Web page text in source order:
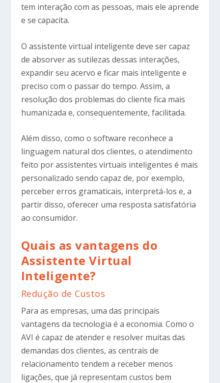
tem interação com as pessoas, mais ele aprende
e se capacita.
O assistente virtual inteligente deve ser capaz
de absorver as sutilezas dessas interações,
expandir seu acervo e ficar mais inteligente e
preciso com o passar do tempo. Assim, a
resolução dos problemas do cliente fica mais
humanizada e, consequentemente, facilitada.
Além disso, como o software reconhece a
linguagem natural dos clientes, o atendimento
feito por assistentes virtuais inteligentes é mais
personalizado sendo capaz de, por exemplo,
perceber erros gramaticais, interpretá-los e, a
partir disso, oferecer uma resposta satisfatória
ao consumidor.
Quais as vantagens do
Assistente Virtual
Inteligente?
Redução de Custos
Para as empresas, uma das principais
vantagens da tecnologia é a economia. Como o
AVI é capaz de atender e resolver muitas das
demandas dos clientes, as centrais de
relacionamento tendem a receber menos
ligações, que já representam custos bem